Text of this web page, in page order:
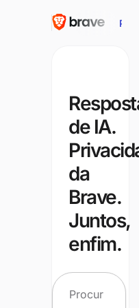
de IA.
da
Brave.
Juntos,
enfim.